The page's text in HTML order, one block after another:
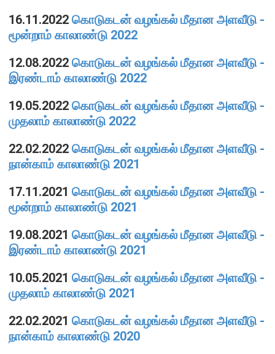
முக்கிய தொழிற்பாடுகள்
வங்கித்தொழில் துறை
வங்கியல்லா நிதியியல் மற்றும் குத்தகைக் கம்பனிகள் துறை
முதனிலை வணிகர்கள்
அதிகாரம்பெற்ற பணத்தரகர்கள் ஒழுங்குவிதிகள்
நிலைபெறத்தக்க நிதி
தீர்மானம்
வைப்புக் காப்புறுதி
நிதியியல் வசதிக்குட்படுத்தல்
நிதியியல் சந்தைகள்
வங்கிகளுக்கிடையிலான அழைப்புப் பணச் சந்தை
வெளிநாட்டுச் செலாவணி உலகளாவிய குறியீட்டைப் பின்பற்றுதல்
அரச பிணையங்கள் சந்தை
16.11.2022கொடுகடன் வழங்கல் மீதான அளவீடு -
மூன்றாம் காலாண்டு 2022
12.08.2022கொடுகடன் வழங்கல் மீதான அளவீடு -
இரண்டாம் காலாண்டு 2022
19.05.2022கொடுகடன் வழங்கல் மீதான அளவீடு -
முதலாம் காலாண்டு 2022
22.02.2022கொடுகடன் வழங்கல் மீதான அளவீடு -
நான்காம் காலாண்டு 2021
17.11.2021கொடுகடன் வழங்கல் மீதான அளவீடு -
மூன்றாம் காலாண்டு 2021
19.08.2021கொடுகடன் வழங்கல் மீதான அளவீடு -
இரண்டாம் காலாண்டு 2021
10.05.2021கொடுகடன் வழங்கல் மீதான அளவீடு -
முதலாம் காலாண்டு 2021
22.02.2021கொடுகடன் வழங்கல் மீதான அளவீடு -
நான்காம் காலாண்டு 2020